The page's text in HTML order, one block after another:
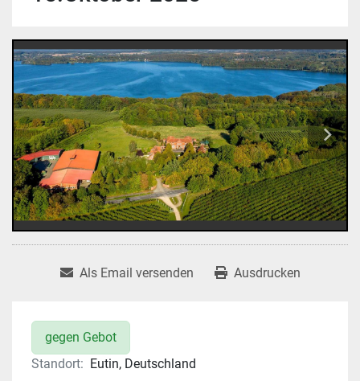
Als Email versenden Ausdrucken
gegen Gebot
Standort: Eutin, Deutschland